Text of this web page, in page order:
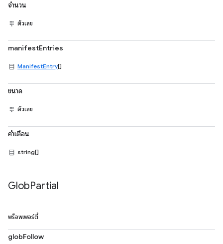
จำนวน
ตัวเลข
manifestEntries
ManifestEntry[]
ขนาด
ตัวเลข
คำเตือน
string[]
GlobPartial
พร็อพเพอร์ตี้
globFollow